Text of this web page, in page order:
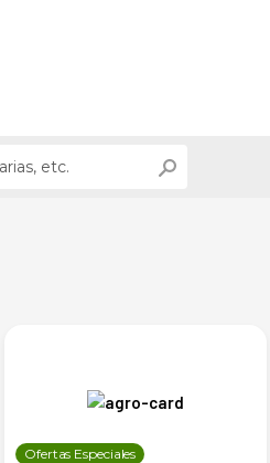
Ofertas Especiales